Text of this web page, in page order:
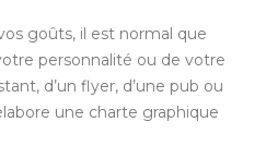
goûts, il est normal que
personnalité ou de votre
d’un flyer, d’une pub ou
une charte graphique